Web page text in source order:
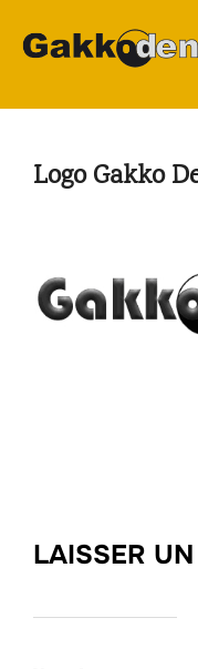
Logo Gakko
LAISSER